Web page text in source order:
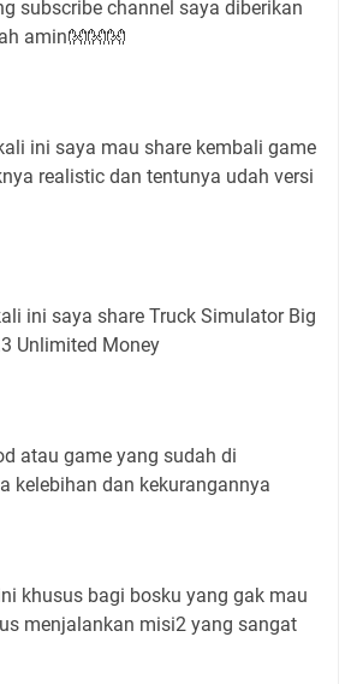
subscribe channel saya diberikan
amin👐👐👐
ini saya mau share kembali game
realistic dan tentunya udah versi
ini saya share Truck Simulator Big
Unlimited Money
atau game yang sudah di
kelebihan dan kekurangannya
khusus bagi bosku yang gak mau
menjalankan misi2 yang sangat